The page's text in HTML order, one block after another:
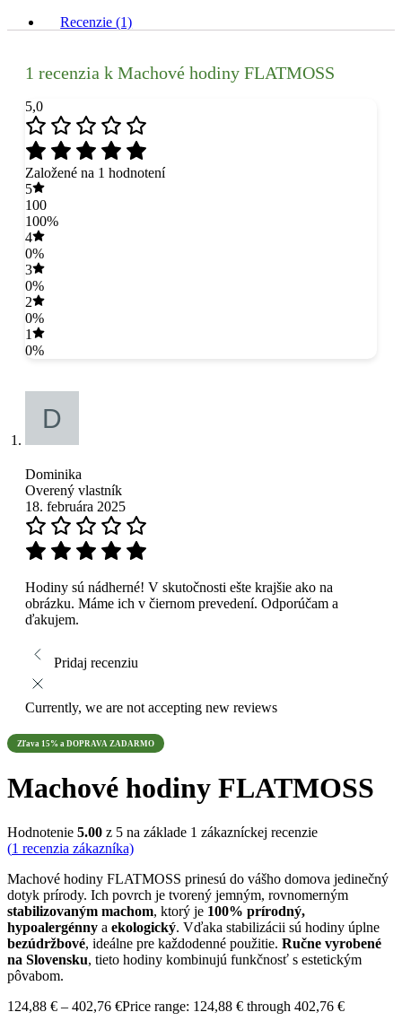
Recenzie (1)
1 recenzia k Machové hodiny FLATMOSS
5,0
Založené na 1 hodnotení
5
100
100%
4
0%
3
0%
2
0%
1
0%
Dominika
Overený vlastník
18. februára 2025
Hodiny sú nádherné! V skutočnosti ešte krajšie ako na
obrázku. Máme ich v čiernom prevedení. Odporúčam a
ďakujem.
Pridaj recenziu
Currently, we are not accepting new reviews
Zľava 15% a DOPRAVA ZADARMO
Machové hodiny FLATMOSS
Hodnotenie 5.00 z 5 na základe 1 zákazníckej recenzie
(1 recenzia zákazníka)
Machové hodiny FLATMOSS prinesú do vášho domova jedinečný
dotyk prírody. Ich povrch je tvorený jemným, rovnomerným
stabilizovaným machom, ktorý je 100% prírodný,
hypoalergénny a ekologický. Vďaka stabilizácii sú hodiny úplne
bezúdržbové, ideálne pre každodenné použitie. Ručne vyrobené
na Slovensku, tieto hodiny kombinujú funkčnosť s estetickým
pôvabom.
124,88 € – 402,76 €Price range: 124,88 € through 402,76 €